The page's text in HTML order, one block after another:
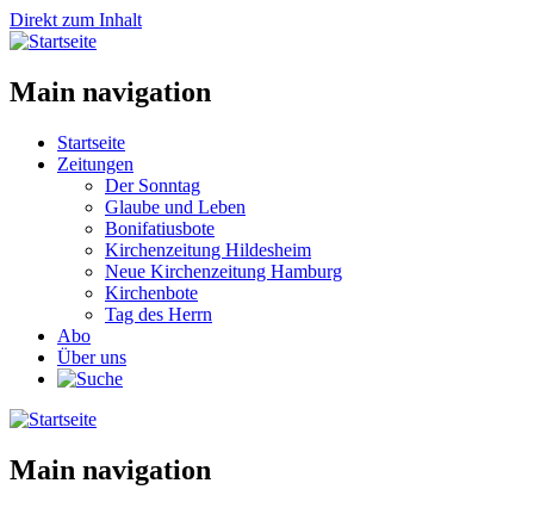
Direkt zum Inhalt
Main navigation
Startseite
Zeitungen
Der Sonntag
Glaube und Leben
Bonifatiusbote
Kirchenzeitung Hildesheim
Neue Kirchenzeitung Hamburg
Kirchenbote
Tag des Herrn
Abo
Über uns
Main navigation